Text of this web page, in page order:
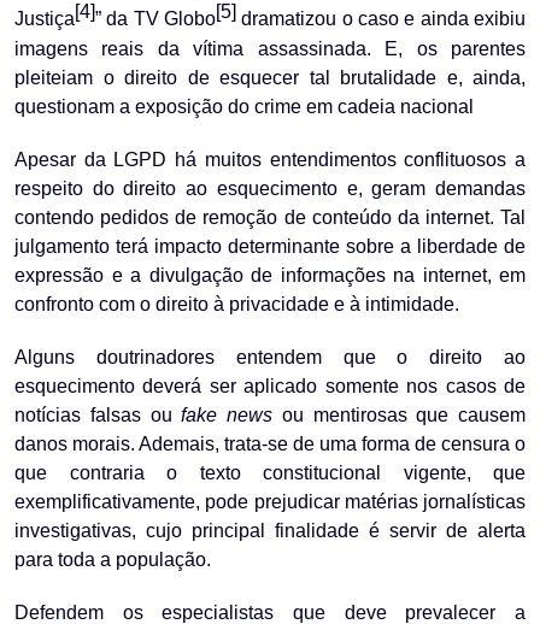
Justiça[4]” da TV Globo[5] dramatizou o caso e ainda exibiu
imagens reais da vítima assassinada. E, os parentes
pleiteiam o direito de esquecer tal brutalidade e, ainda,
questionam a exposição do crime em cadeia nacional
Apesar da LGPD há muitos entendimentos conflituosos a
respeito do direito ao esquecimento e, geram demandas
contendo pedidos de remoção de conteúdo da internet. Tal
julgamento terá impacto determinante sobre a liberdade de
expressão e a divulgação de informações na internet, em
confronto com o direito à privacidade e à intimidade.
Alguns doutrinadores entendem que o direito ao
esquecimento deverá ser aplicado somente nos casos de
notícias falsas oufake news ou mentirosas que causem
danos morais. Ademais, trata-se de uma forma de censura o
que contraria o texto constitucional vigente, que
exemplificativamente, pode prejudicar matérias jornalísticas
investigativas, cujo principal finalidade é servir de alerta
para toda a população.
Defendem os especialistas que deve prevalecer a